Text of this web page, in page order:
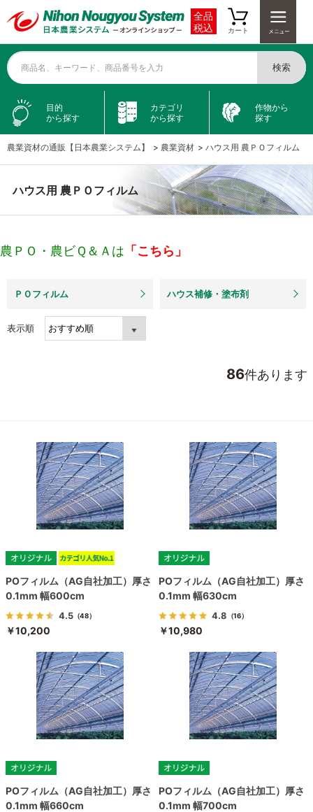
全品
税込
カート
商品名、キーワード、商品番号を入力 検索
目的
から探す
カテゴリ
から探す
作物から
探す
農業資材の通販【日本農業システム】 > 農業資材 > ハウス用 農ＰＯフィルム
ハウス用 農ＰＯフィルム
農ＰＯ・農ビＱ＆Ａは 「こちら」
ＰＯフィルム ハウス補修・塗布剤
表示順
86件あります
POフィルム（AG自社加工）厚さ
0.1mm 幅600cm
4.5（48）
￥10,200
POフィルム（AG自社加工）厚さ
0.1mm 幅630cm
4.8 （16）
￥10,980
POフィルム（AG自社加工）厚さ
0.1mm 幅660cm
POフィルム（AG自社加工）厚さ
0.1mm 幅700cm